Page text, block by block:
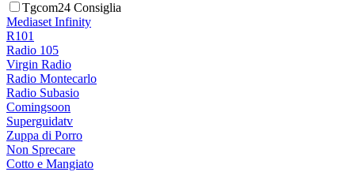
Tgcom24 Consiglia
Mediaset Infinity
R101
Radio 105
Virgin Radio
Radio Montecarlo
Radio Subasio
Comingsoon
Superguidatv
Zuppa di Porro
Non Sprecare
Cotto e Mangiato